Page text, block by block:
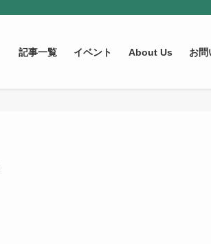
記事一覧 イベント About Us お問